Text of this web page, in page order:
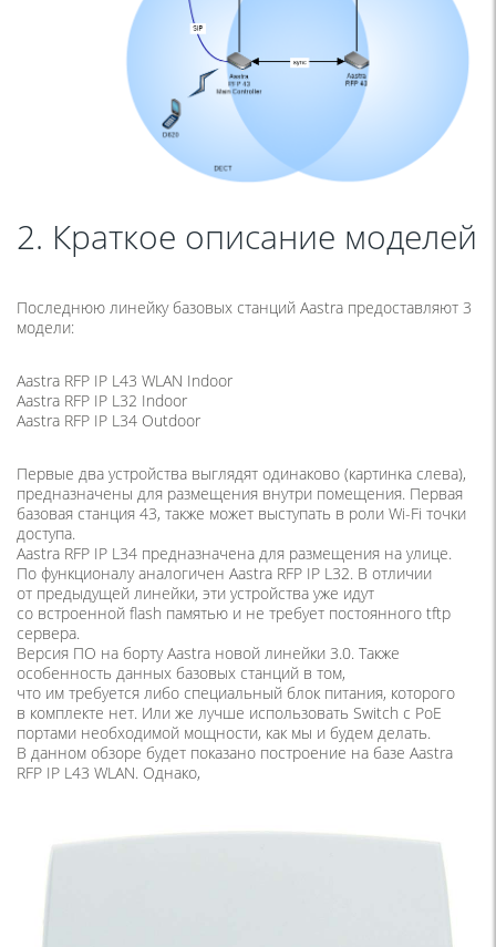
2. Краткое описание моделей
Последнюю линейку базовых станций Aastra предоставляют 3
модели:
Aastra RFP IP L43 WLAN Indoor
Aastra RFP IP L32 Indoor
Aastra RFP IP L34 Outdoor
Первые два устройства выглядят одинаково (картинка слева),
предназначены для размещения внутри помещения. Первая
базовая станция 43, также может выступать в роли Wi-Fi точки
доступа.
Aastra RFP IP L34 предназначена для размещения на улице.
По функционалу аналогичен Aastra RFP IP L32. В отличии
от предыдущей линейки, эти устройства уже идут
со встроенной flash памятью и не требует постоянного tftp
сервера.
Версия ПО на борту Aastra новой линейки 3.0. Также
особенность данных базовых станций в том,
что им требуется либо специальный блок питания, которого
в комплекте нет. Или же лучше использовать Switch с PoE
портами необходимой мощности, как мы и будем делать.
В данном обзоре будет показано построение на базе Aastra
RFP IP L43 WLAN. Однако,